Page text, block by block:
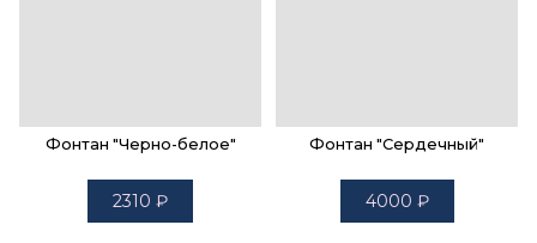
Фонтан "Черно-белое"
2310 ₽
Фонтан "Сердечный"
4000 ₽